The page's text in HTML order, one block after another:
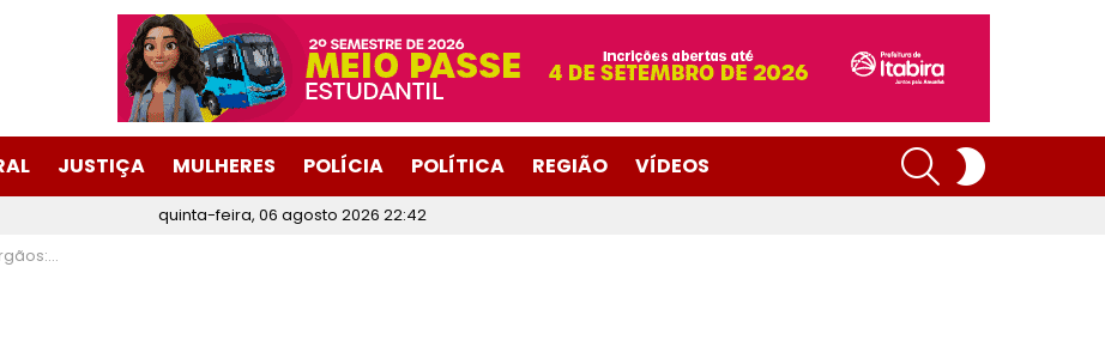
JUSTIÇA MULHERES POLÍCIA POLÍTICA REGIÃO VÍDEOS
SEARCH
quinta-feira, 06 agosto 2026 22:42
oito vidas